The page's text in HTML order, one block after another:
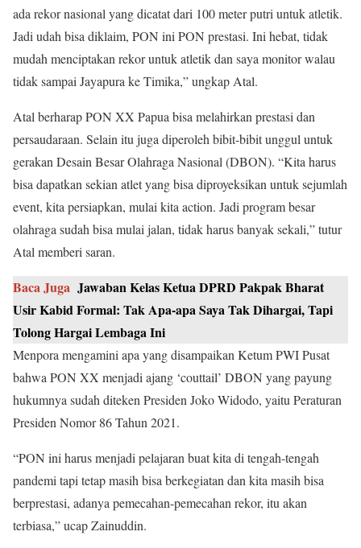
ada rekor nasional yang dicatat dari 100 meter putri untuk atletik.
Jadi udah bisa diklaim, PON ini PON prestasi. Ini hebat, tidak
mudah menciptakan rekor untuk atletik dan saya monitor walau
tidak sampai Jayapura ke Timika,” ungkap Atal.
Atal berharap PON XX Papua bisa melahirkan prestasi dan
persaudaraan. Selain itu juga diperoleh bibit-bibit unggul untuk
gerakan Desain Besar Olahraga Nasional (DBON). “Kita harus
bisa dapatkan sekian atlet yang bisa diproyeksikan untuk sejumlah
event, kita persiapkan, mulai kita action. Jadi program besar
olahraga sudah bisa mulai jalan, tidak harus banyak sekali,” tutur
Atal memberi saran.
Baca Juga Jawaban Kelas Ketua DPRD Pakpak Bharat
Usir Kabid Formal: Tak Apa-apa Saya Tak Dihargai, Tapi
Tolong Hargai Lembaga Ini
Menpora mengamini apa yang disampaikan Ketum PWI Pusat
bahwa PON XX menjadi ajang ‘couttail’ DBON yang payung
hukumnya sudah diteken Presiden Joko Widodo, yaitu Peraturan
Presiden Nomor 86 Tahun 2021.
“PON ini harus menjadi pelajaran buat kita di tengah-tengah
pandemi tapi tetap masih bisa berkegiatan dan kita masih bisa
berprestasi, adanya pemecahan-pemecahan rekor, itu akan
terbiasa,” ucap Zainuddin.